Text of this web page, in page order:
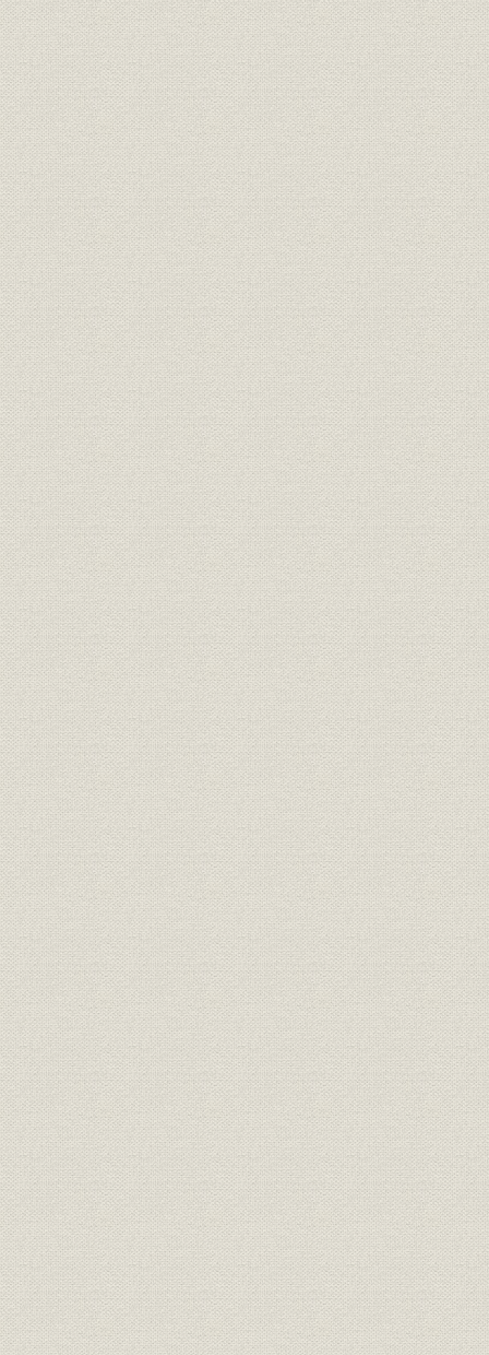
1. 当会活動の基調
2. 政治・経済の動向
3. 企業批判への対応と行政改革
第2節 不況対策と赤字財政
1. 公共事業拡大による景気浮揚政策
2. 税制の中期見通しと増税問題
3. 資本市場と国債管理政策
(1) 国債大量発行のもとでの公社債市場の整備
(2) 社債発行条件の弾力化
(3) 安定成長下での株式市場のあり方について
4. 会社法の改正とディスクロージャーの充実
(1) 会社法改正問題への対応
(2) 経理懇談会の活動
(3) 統計の整備改善
第3節 産業構造の転換とエネルギー政策
1. 構造不況業種対策
2. 独占禁止法をめぐる諸問題
3. 総合エネルギー政策の推進と第二次石油危機への対応
4. 水質総量規制とNOx問題
5. 第三次全国総合開発計画への対応と宅地対策
6. 先端技術開発と防衛生産
第4節 先進国貿易の不均衡是正と経済協力の拡充
1. 日欧・日米通商問題と輸入促進
(1) 貿易収支不均衡の拡大と日欧・日米通商問題
(2) 輸入円滑化のための活動
2. GATT東京ラウンド
3. 経済協力拡充と海外大規模プロジェクトの支援
4. 国際機関への協力と民間経済外交
(1) 国際機関への協力
(2) 二国間協力関係